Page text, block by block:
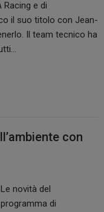
Racing e di
il suo titolo con Jean-
Il team tecnico ha
con
Le novità del
programma di